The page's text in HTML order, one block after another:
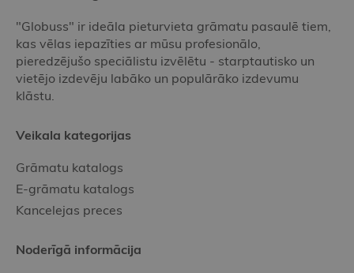
"Globuss" ir ideāla pieturvieta grāmatu pasaulē tiem,
kas vēlas iepazīties ar mūsu profesionālo,
pieredzējušo speciālistu izvēlētu - starptautisko un
vietējo izdevēju labāko un populārāko izdevumu
klāstu.
Veikala kategorijas
Grāmatu katalogs
E-grāmatu katalogs
Kancelejas preces
Noderīgā informācija